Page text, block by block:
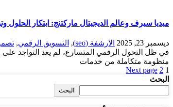
ميديا سيرف وعالم الديجيتال ماركتنج: ابتكار الحلول
ديسمبر 23, 2025 الارشفة (seo) , التسويق الرقمي,
منظومة متكاملة من خدمات
1
2
Next page
البحث
البحث